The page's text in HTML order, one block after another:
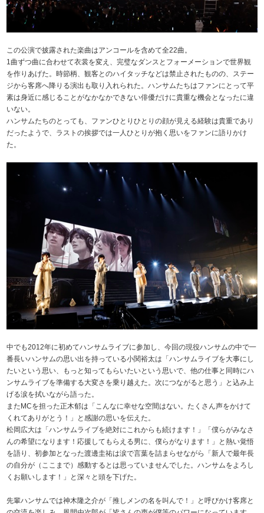
この公演で披露された楽曲はアンコールを含めて全22曲。
1曲ずつ曲に合わせて衣裳を変え、完璧なダンスとフォーメーションで世界観
を作りあげた。時節柄、観客とのハイタッチなどは禁止されたものの、ステー
ジから客席へ降りる演出も取り入れられた。ハンサムたちはファンにとって平
素は身近に感じることがなかなかできない俳優だけに貴重な機会となったに違
いない。
ハンサムたちのとっても、ファンひとりひとりの顔が見える経験は貴重であり
だったようで、ラストの挨拶では一人ひとりが抱く思いをファンに語りかけ
た。
中でも2012年に初めてハンサムライブに参加し、今回の現役ハンサムの中で一
番長いハンサムの思い出を持っている小関裕太は「ハンサムライブを大事にし
たいという思い、もっと知ってもらいたいという思いで、他の仕事と同時にハ
ンサムライブを準備する大変さを乗り越えた。次につながると思う」と込み上
げる涙を拭いながら語った。
またMCを担った正木郁は「こんなに幸せな空間はない。たくさん声をかけて
くれてありがとう！」と感謝の思いを伝えた。
松岡広大は「ハンサムライブを絶対にこれからも続けます！」「僕らがみなさ
んの希望になります！応援してもらえる男に、僕らがなります！」と熱い覚悟
を語り、初参加となった渡邊圭祐は涙で言葉を詰まらせながら「新人で最年長
の自分が（ここまで）感動するとは思っていませんでした。ハンサムをよろし
くお願いします！」と深々と頭を下げた。
先輩ハンサムでは神木隆之介が「推しメンの名を叫んで！」と呼びかけ客席と